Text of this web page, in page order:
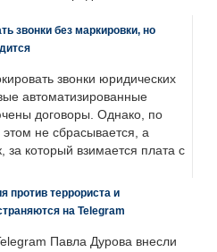
звонки без маркировки, но
звонки юридических
автоматизированные
договоры. Однако, по
не сбрасывается, а
за который взимается плата с
против террориста и
на Telegram
Павла Дурова внесли